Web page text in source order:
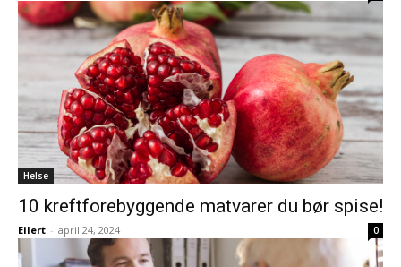
Helse
10 kreftforebyggende matvarer du bør spise!
Eilert - april 24, 2024 0